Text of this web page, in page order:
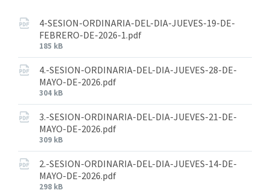
4-SESION-ORDINARIA-DEL-DIA-JUEVES-19-DE-
FEBRERO-DE-2026-1.pdf
185 kB
4.-SESION-ORDINARIA-DEL-DIA-JUEVES-28-DE-
MAYO-DE-2026.pdf
304 kB
3.-SESION-ORDINARIA-DEL-DIA-JUEVES-21-DE-
MAYO-DE-2026.pdf
309 kB
2.-SESION-ORDINARIA-DEL-DIA-JUEVES-14-DE-
MAYO-DE-2026.pdf
298 kB